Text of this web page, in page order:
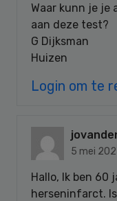
Waar kunn je je
aan deze test?
G Dijksman
Huizen
Login om te
5 mei
Hallo, Ik ben 60
herseninfarct.